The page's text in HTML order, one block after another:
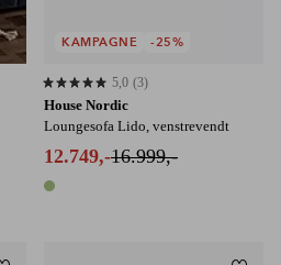
House Nordic
Loungesofa Lido, venstrevendt
12.749,-16.999,-
1 farve
5,0 baseret på 3 bedømmelser
5,0 (3)
KAMPAGNE -25%